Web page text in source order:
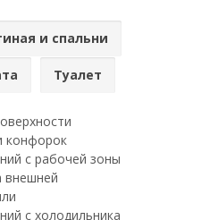
и спальни
Туалет
конфорок
с рабочей зоны
внешней
с холодильника